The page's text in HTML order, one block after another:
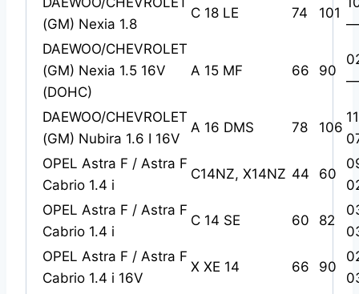
(GM) Nexia 1.8
C 18 LE 74 101
DAEWOO/CHEVROLET
(GM) Nexia 1.5 16V
(DOHC)
A 15 MF 66 90
DAEWOO/CHEVROLET
(GM) Nubira 1.6 I 16V
A 16 DMS 78 106
OPEL Astra F / Astra F
Cabrio 1.4 i
C14NZ, X14NZ 44 60
OPEL Astra F / Astra F
Cabrio 1.4 i
C 14 SE 60 82
OPEL Astra F / Astra F
Cabrio 1.4 i 16V
X XE 14 66 90